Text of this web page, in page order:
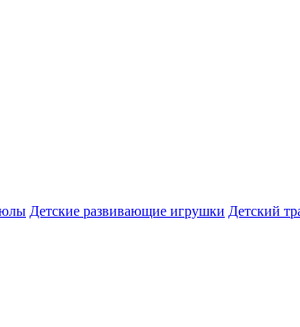
Детские развивающие игрушки Детский